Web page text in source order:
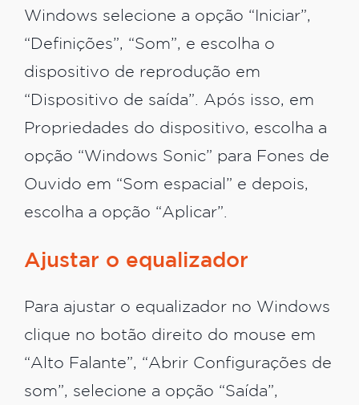
Windows selecione a opção “Iniciar”,
“Definições”, “Som”, e escolha o
dispositivo de reprodução em
“Dispositivo de saída”. Após isso, em
Propriedades do dispositivo, escolha a
opção “Windows Sonic” para Fones de
Ouvido em “Som espacial” e depois,
escolha a opção “Aplicar”.
Ajustar o equalizador
Para ajustar o equalizador no Windows
clique no botão direito do mouse em
“Alto Falante”, “Abrir Configurações de
som”, selecione a opção “Saída”,